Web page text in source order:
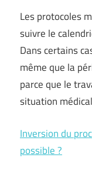
Les protocoles
suivre le
Dans certains
même que la
parce que le
situation
Inversion du
possible ?